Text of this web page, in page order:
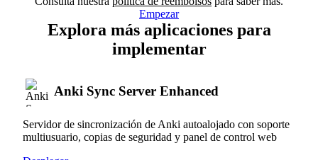
Empezar
Explora más aplicaciones para
implementar
Anki Sync Server Enhanced
Servidor de sincronización de Anki autoalojado con soporte
multiusuario, copias de seguridad y panel de control web